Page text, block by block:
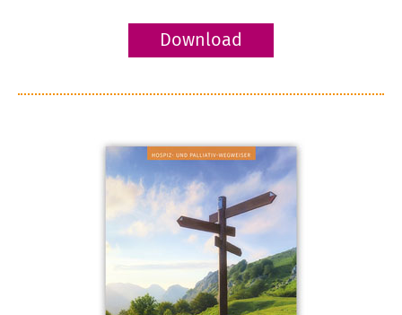
Download